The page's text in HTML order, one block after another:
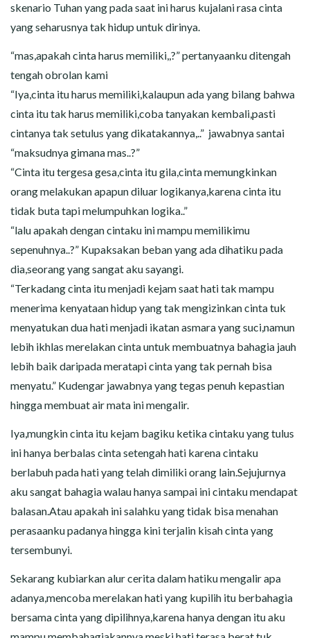
skenario Tuhan yang pada saat ini harus kujalani rasa cinta
yang seharusnya tak hidup untuk dirinya.
“mas,apakah cinta harus memiliki,,?” pertanyaanku ditengah
tengah obrolan kami
“Iya,cinta itu harus memiliki,kalaupun ada yang bilang bahwa
cinta itu tak harus memiliki,coba tanyakan kembali,pasti
cintanya tak setulus yang dikatakannya,..” jawabnya santai
“maksudnya gimana mas..?”
“Cinta itu tergesa gesa,cinta itu gila,cinta memungkinkan
orang melakukan apapun diluar logikanya,karena cinta itu
tidak buta tapi melumpuhkan logika..”
“lalu apakah dengan cintaku ini mampu memilikimu
sepenuhnya..?” Kupaksakan beban yang ada dihatiku pada
dia,seorang yang sangat aku sayangi.
“Terkadang cinta itu menjadi kejam saat hati tak mampu
menerima kenyataan hidup yang tak mengizinkan cinta tuk
menyatukan dua hati menjadi ikatan asmara yang suci,namun
lebih ikhlas merelakan cinta untuk membuatnya bahagia jauh
lebih baik daripada meratapi cinta yang tak pernah bisa
menyatu.” Kudengar jawabnya yang tegas penuh kepastian
hingga membuat air mata ini mengalir.
Iya,mungkin cinta itu kejam bagiku ketika cintaku yang tulus
ini hanya berbalas cinta setengah hati karena cintaku
berlabuh pada hati yang telah dimiliki orang lain.Sejujurnya
aku sangat bahagia walau hanya sampai ini cintaku mendapat
balasan.Atau apakah ini salahku yang tidak bisa menahan
perasaanku padanya hingga kini terjalin kisah cinta yang
tersembunyi.
Sekarang kubiarkan alur cerita dalam hatiku mengalir apa
adanya,mencoba merelakan hati yang kupilih itu berbahagia
bersama cinta yang dipilihnya,karena hanya dengan itu aku